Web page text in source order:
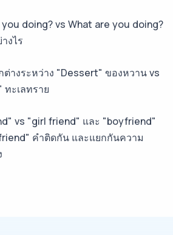
ปลภาษาทั่วไทย ราคาเริ่มต้น 150฿
you doing? vs What are you doing?
งไร
ต่างระหว่าง "Dessert" ของหวาน vs
ะเลทราย
vs "girl friend" และ "boyfriend"
คำติดกัน และแยกกันความ